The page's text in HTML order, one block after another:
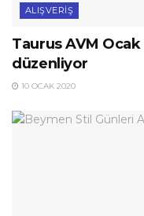
ALIŞVERIŞ
Taurus AVM
düzenliyor
10 OCAK 2020